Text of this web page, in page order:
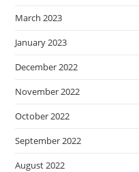
March 2023
January 2023
December 2022
November 2022
October 2022
September 2022
August 2022